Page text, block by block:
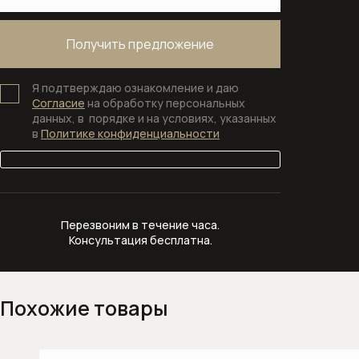
Переливы для ванны
Раковины
Врезные и встраиваемые раковины
Врезные раковины (монтаж сверху
столешницы)
Крепеж и сифоны для раковин
Раковины встраиваемые в
Я подтверждаю ознакомление и даю
Согласие на обработку персональных
данных, в порядке и на условиях, указанных
в Политике конфиденциальности
Перезвоним в течение часа.
Консультация бесплатна.
Похожие товары